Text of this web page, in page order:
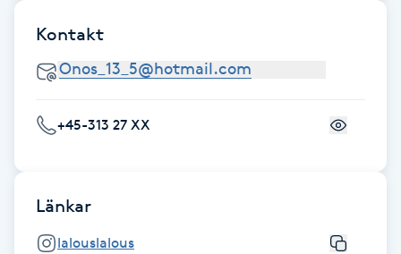
Fotvård
Fransar
Fransborttagning
Fransfärgning
Kontakt
+45-313 27 XX
Länkar
lalouslalous